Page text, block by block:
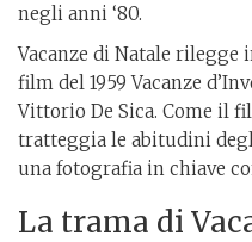
negli anni ‘80.
Vacanze di Natale rilegge
film del 1959 Vacanze
Vittorio De Sica. Come il
tratteggia le abitudini
una fotografia in chiave
La trama di